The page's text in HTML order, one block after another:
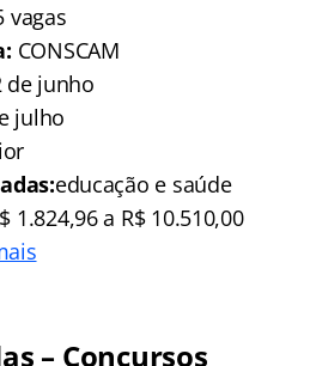
vagas
CONSCAM
de junho
julho
educação e saúde
1.824,96 a R$ 10.510,00
– Concursos